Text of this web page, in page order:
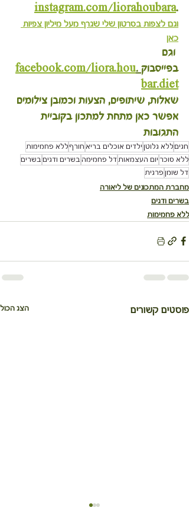
.
instagram.com/liorahoubara
וגם לצפות בסרטון שלי שגרף מעל מיליון צפיות
כאן
וגם
בפייסבוק .
facebook.com/liora.hou
bar.diet
שאלות, שיתופים, הצעות וכמובן צילומים
אפשר כאן מתחת למתכון בקוביית
התגובות
חגיםללא גלוטן ילדים אוכלים בריא חורףללא פחמימות
ללא סוכר יום העצמאות דל פחמימה בשרים ודגים בשרים
דל שומן פרגית
מחברת המתכונים של ליאורה
בשרים ודגים
ללא פחמימות
פוסטים קשורים הצג הכול